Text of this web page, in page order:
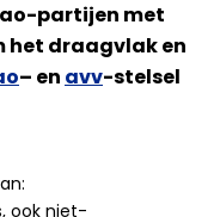
partijen met
het draagvlak en
– en avv-stelsel
ook niet-